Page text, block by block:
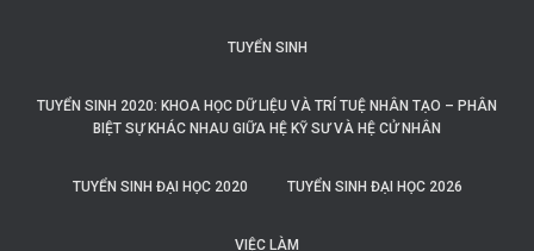
TUYỂN SINH
TUYỂN SINH 2020: KHOA HỌC DỮ LIỆU VÀ TRÍ TUỆ NHÂN TẠO – PHÂN
BIỆT SỰ KHÁC NHAU GIỮA HỆ KỸ SƯ VÀ HỆ CỬ NHÂN
TUYỂN SINH ĐẠI HỌC 2020 TUYỂN SINH ĐẠI HỌC 2026
VIỆC LÀM